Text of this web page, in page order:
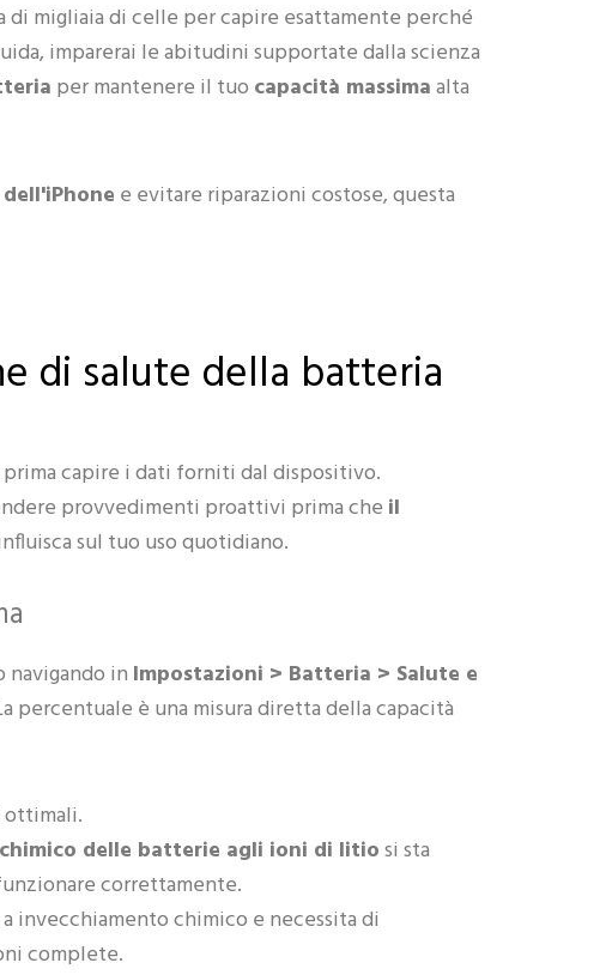
di migliaia di celle per capire esattamente perché
imparerai le abitudini supportate dalla scienza
per mantenere il tuo capacità massimaalta
e evitare riparazioni costose, questa
di salute della batteria
capire i dati forniti dal dispositivo.
provvedimenti proattivi prima che il
sul tuo uso quotidiano.
in Impostazioni > Batteria > Salute e
percentuale è una misura diretta della capacità
delle batterie agli ioni di litiosi sta
correttamente.
invecchiamento chimico e necessita di
complete.